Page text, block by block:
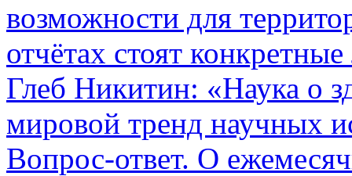
возможности для
отчётах стоят
Глеб Никитин: «Наука о
мировой тренд научных
Вопрос-ответ. О